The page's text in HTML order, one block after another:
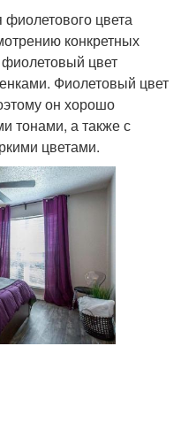
цвета
конкретных
цвет
Фиолетовый цвет
он хорошо
тонами, а также с
цветами.